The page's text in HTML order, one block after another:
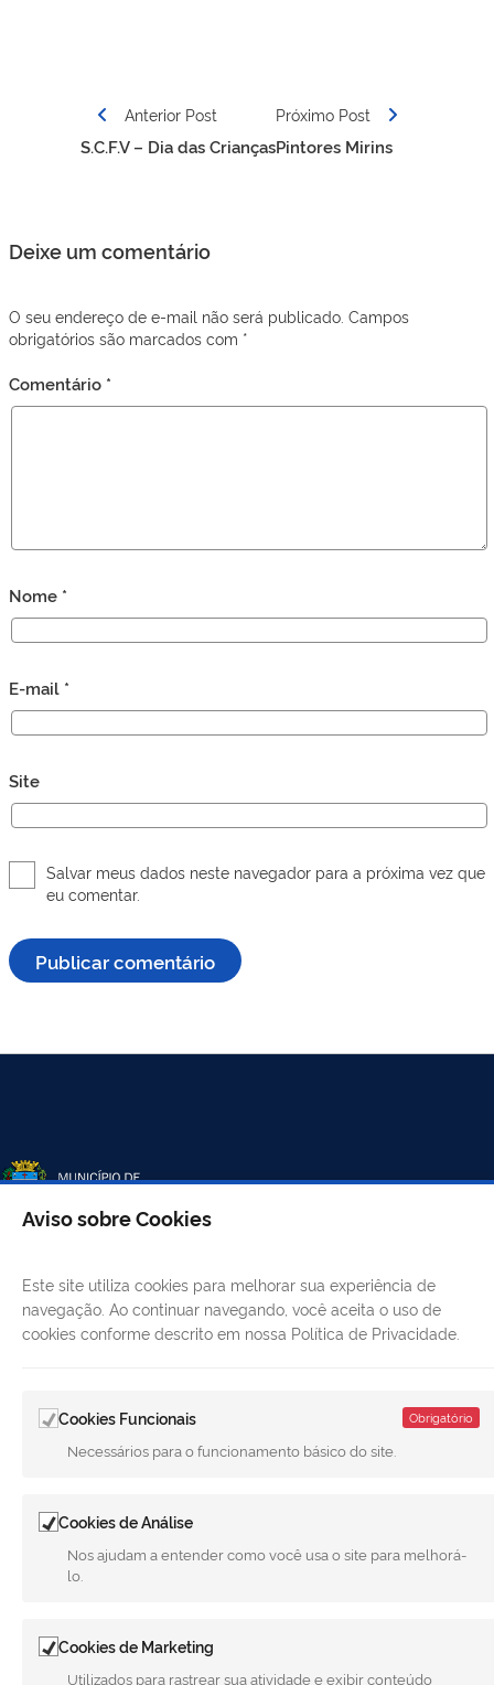
Anterior Post
S.C.F.V – Dia das Crianças
Próximo Post
Pintores Mirins
Deixe um comentário
O seu endereço de e-mail não será publicado. Campos
obrigatórios são marcados com *
Comentário *
Nome *
E-mail *
Site
Salvar meus dados neste navegador para a próxima vez que
eu comentar.
LINKS ÚTEIS
CANAIS
REDES SOCIAIS
Todo o conteúdo deste site está publicado sob a licençaCreative
Commons Atribuição-SemDerivações 3.0 Não Adaptada
Aviso sobre Cookies
Este site utiliza cookies para melhorar sua experiência de
navegação. Ao continuar navegando, você aceita o uso de
cookies conforme descrito em nossa Política de Privacidade.
Cookies Funcionais Obrigatório
Necessários para o funcionamento básico do site.
Cookies de Análise
Nos ajudam a entender como você usa o site para melhorá-
lo.
Cookies de Marketing
Utilizados para rastrear sua atividade e exibir conteúdo